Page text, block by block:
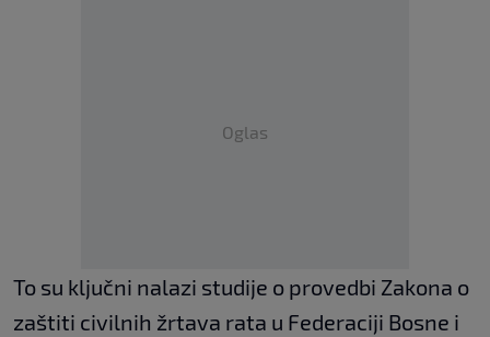
Oglas
To su ključni nalazi studije o provedbi Zakona o
zaštiti civilnih žrtava rata u Federaciji Bosne i